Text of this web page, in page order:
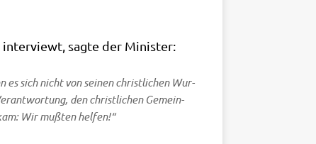
inter­viewt, sag­te der Minister:
es sich nicht von sei­nen christ­li­chen Wur­
den christ­li­chen Gemein­
Wir muß­ten helfen!“